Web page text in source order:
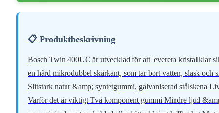
📋 Produktbeskrivning
Bosch Twin 400UC är utvecklad för att leverera kristallklar sikt även i svenskt regn och snö. Den unika tvåkomponents teknologin kombinerar en mjuk gummirygg för tyst, vibrationsfri drift med en hård mikrodubbel skärkant, som tar bort vatten, slask och smuts i ett drag. Längd: 400 mm Montering: Quick Clip universaladapter klicka på, lås, kör Innehåll: 1 st. torkarblad 400mm. Material: Slitstark natur &amp; syntetgummi, galvaniserad stålskena Livslängd: Upp till 30 % längre än standardblad tack vare UV och ozonbeständiga material Fördelar med Bosch Twin 650UC Fördel Varför det är viktigt Två komponent gummi Mindre ljud &amp; perfekt kantryck Quick Clip adapter Monteras på under 1 minut, utan verktyg OEM kvalitet Tillverkad av Bosch samma kvalitet som originalmonterade blad eller bättre! Lång hållbarhet Motståndskraftig mot frost, solljus och spolarvätska Passar till framrutan på: Alfa Romeo Spider (105), 01.1968 - 12.1977 Alfa Romeo Spider (115), 03.1971 - 12.1990 Alfa Romeo 33 Hatchback (907a), 01.1990 - 09.1994 Alfa Romeo 33 Sportwagon (907b), 01.1990 - 09.1994 Alfa Romeo Sprint / Alfasud Sprint (902a), 09.1976 - 12.1989 Alfa Romeo Alfetta Gt (116), 01.1974 - 01.1986 Alfa Romeo Alfetta Sedan (116), 07.1974 - 12.1984 Alfa Romeo Giulietta Sedan (116), 10.1977 - 04.1985 Alfa Romeo Montreal (105), 12.1972 - 03.1979 Alfa Romeo 147 (937), 10.2000 - 03.2010 Alfa Romeo Gt (937), 11.2003 - 09.2010 Aston Martin Dbs Vantage, 10.1968 - 08.1972 Audi 80 B4 Avant (8c5), 09.1991 - 01.1996 Audi 80 B1 Sedan (80, 82), 05.1972 - 07.1978 Audi 100 C1 Coupe, 07.1970 - 12.1976 Audi 100 C1 Sedan, 11.1968 - 07.1976 Audi 50 (86), 08.1974 - 07.1978 Bmw 2000-3200 (E9) Coupe, 05.1971 - 03.1976 Chevrolet Kalos Hatchback, 05.2003 - 05.2008 Chevrolet Kalos Sedan, 03.2005- Chevrolet Aveo / Kalos Sedan (T250, T255), 03.2005- Chevrolet Captiva (C100, C140), 06.2006- Chevrolet Aveo / Kalos Hatchback (T250, T255), 06.2006- Chevrolet Captiva Sport, 01.2007- Chevrolet Aveo / Kalos Hatchback (T200), 01.2004 - 05.2008 Chevrolet Aveo / Kalos Sedan (T200), 05.2003 - 05.2008 Chevrolet Cobalt Ii, 01.2013- Chrysler Voyager Iv (Rg, Rs), 02.2000 - 12.2008 Chrysler Pt Cruiser Stationcar, 06.2000 - 12.2010 Chrysler Grand Voyager V (Rt), 10.2007- Chrysler Grand Voyager Iv (Rg, Rs), 02.2000 - 02.2008 Citroën Xm I Hatchback (Y3), 05.1989 - 06.1994 Citroën Xm I Stationcar (Y3), 05.1989 - 07.1994 Citroën Lna Hatchback, 07.1982 - 10.1986 Citroën Cx I Stationcar, 09.1975 - 08.1985 Citroën Cx I Hatchback, 09.1974 - 08.1985 Citroën Cx Ii Hatchback, 07.1985 - 12.1992 Citroën Evasion (22, U6), 06.1994 - 07.2002 Citroën Ax, 07.1986 - 12.1998 Citroën C15 Van, 10.1984 - 12.2005 Citroën Gs Hatchback, 09.1970 - 07.1986 Citroën Gs Break, 07.1971 - 07.1986 Citroën Xantia Stationcar (X1, X2), 06.1995 - 04.2003 Citroën Saxo Hatchback, 02.1996 - 04.2004 Citroën Berlingo / Berlingo First I Van (M), 07.1996 - 12.2011 Citroën Berlingo / Berlingo First I (Mf, Gjk, Gfk), 07.1996 - 12.2011 Citroën Xm Ii Hatchback (Y4), 05.1994 - 10.2000 Citroën Xantia Stationcar (X2), 01.1998 - 04.2003 Citroën Cx Ii Stationcar, 07.1985 - 12.1992 Citroën Xm Ii